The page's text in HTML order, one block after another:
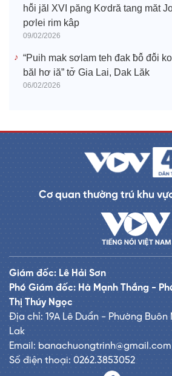
hô̆i jăl XVI păng Kơdră tang măt
pơlei rim kâp
09/02/2026
“Puih mak sơlam teh đak ƀô̆ đô̆i
băl hơ iă” tơ̆ Gia Lai, Dak Lăk
06/02/2026
Cơ quan thường trú khu
Giám đốc: Lê Hải Sơn
Phó Giám đốc: Hà Mạnh Thắng -
Thị Thúy Ngọc
Địa chỉ: 19A Lê Duẩn - Phường
Lak
Email: banachuongtrinh@gmail.com
Số điện thoại: 0262.3853052